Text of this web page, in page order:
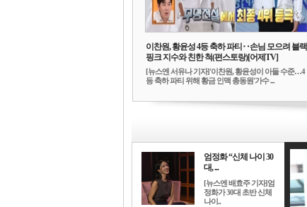
이찬원, 황윤성 4등 축하 파티‥손님 모으려 블랙
핑크 지수와 친한 척(편스토랑)[어제TV]
[뉴스엔 서유나 기자]'이찬원, 황윤성이 아들 수준…4
등 축하 파티 위해 황금 인맥 총동원'가수 ...
엄정화 “신체 나이 30
대, ...
[뉴스엔 배효주 기자]엄
정화가 30대 초반 신체
나이..